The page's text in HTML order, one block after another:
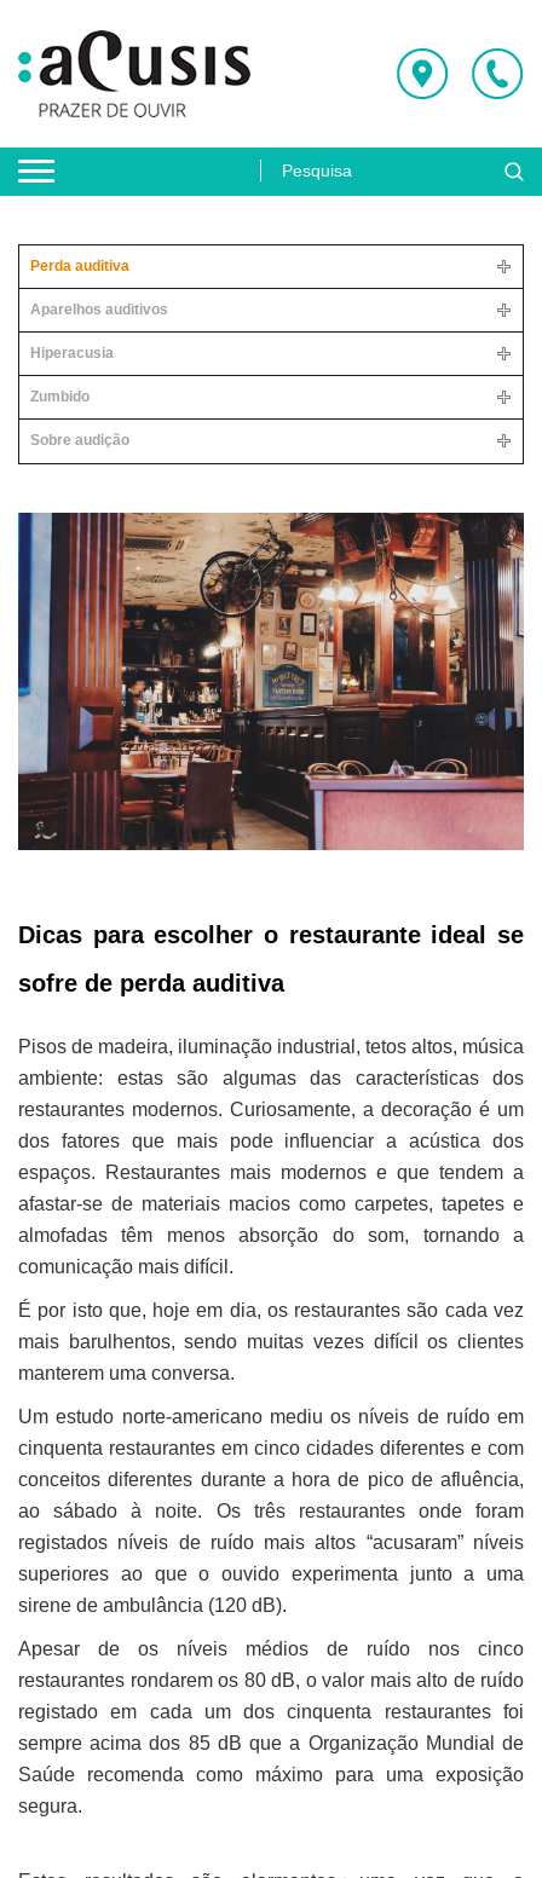
Perda auditiva
Aparelhos auditivos
Hiperacusia
Zumbido
Sobre audição
Dicas para escolher o restaurante ideal se
sofre de perda auditiva
Pisos de madeira, iluminação industrial, tetos altos, música
ambiente: estas são algumas das características dos
restaurantes modernos. Curiosamente, a decoração é um
dos fatores que mais pode influenciar a acústica dos
espaços. Restaurantes mais modernos e que tendem a
afastar-se de materiais macios como carpetes, tapetes e
almofadas têm menos absorção do som, tornando a
comunicação mais difícil.
É por isto que, hoje em dia, os restaurantes são cada vez
mais barulhentos, sendo muitas vezes difícil os clientes
manterem uma conversa.
Um estudo norte-americano mediu os níveis de ruído em
cinquenta restaurantes em cinco cidades diferentes e com
conceitos diferentes durante a hora de pico de afluência,
ao sábado à noite. Os três restaurantes onde foram
registados níveis de ruído mais altos “acusaram” níveis
superiores ao que o ouvido experimenta junto a uma
sirene de ambulância (120 dB).
Apesar de os níveis médios de ruído nos cinco
restaurantes rondarem os 80 dB, o valor mais alto de ruído
registado em cada um dos cinquenta restaurantes foi
sempre acima dos 85 dB que a Organização Mundial de
Saúde recomenda como máximo para uma exposição
segura.